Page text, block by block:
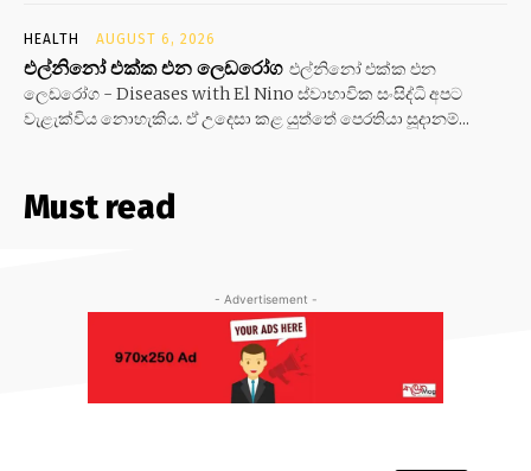
HEALTH AUGUST 6, 2026
එල්නිනෝ එක්ක එන ලෙඩරෝග එල්නිනෝ එක්ක එන
ලෙඩරෝග - Diseases with El Nino ස්වාභාවික සංසිද්ධි අපට
වැළැක්විය නොහැකිය. ඒ උදෙසා කළ යුත්තේ පෙරතියා සූදානම්...
Must read
- Advertisement -